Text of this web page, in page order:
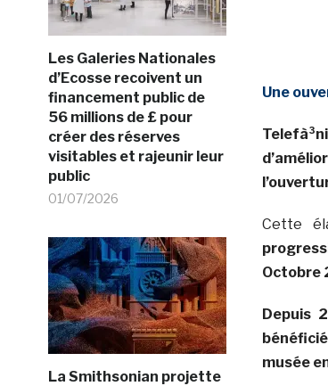
Les Galeries Nationales
d’Ecosse recoivent un
financement public de
56 millions de £ pour
créer des réserves
visitables et rajeunir leur
public
01/07/2026
La Smithsonian projette
Une
Cette
Octobre
Depuis
musée